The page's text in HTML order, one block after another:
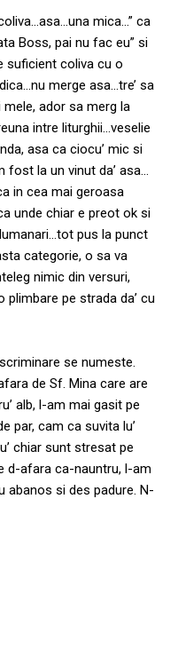
mica…” ca
Boss, pai nu fac eu” si
suficient coliva cu o
merge asa…tre’ sa
ador sa merg la
intre liturghii…veselie
asa ca ciocu’ mic si
fost la un vinut da’ asa…
in cea mai geroasa
unde chiar e preot ok si
pus la punct
categorie, o sa va
nimic din versuri,
pe strada da’ cu
se numeste.
de Sf. Mina care are
alb, l-am mai gasit pe
par, cam ca suvita lu’
chiar sunt stresat pe
d-afara ca-nauntru, l-am
abanos si des padure. N-